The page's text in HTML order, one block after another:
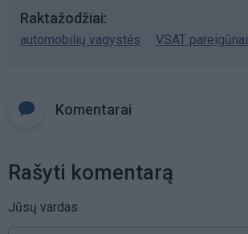
Raktažodžiai
automobilių vagystės VSAT pareigūnai
Komentarai
Rašyti komentarą
Jūsų vardas